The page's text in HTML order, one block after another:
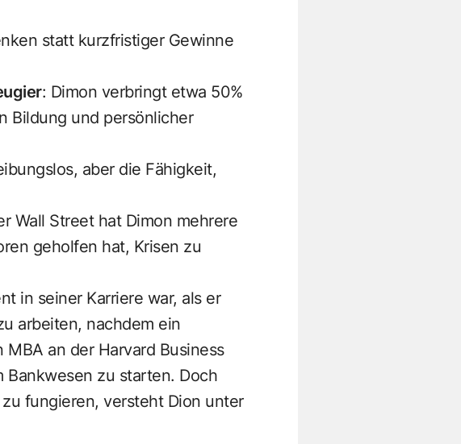
statt kurzfristiger Gewinne
: Dimon verbringt etwa 50%
Bildung und persönlicher
aber die Fähigkeit,
Wall Street hat Dimon mehrere
geholfen hat, Krisen zu
in seiner Karriere war, als er
arbeiten, nachdem ein
an der Harvard Business
Bankwesen zu starten. Doch
fungieren, versteht Dion unter